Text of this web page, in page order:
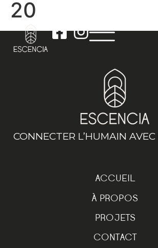
20
CONNECTER L’HUMAIN
ACCUEIL
À PROPOS
PROJETS
CONTACT